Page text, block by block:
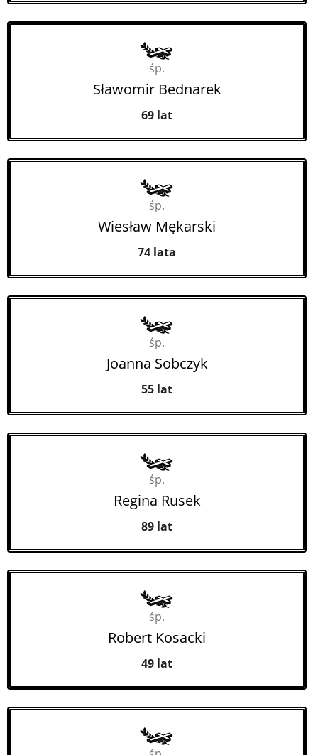
śp.
Sławomir Bednarek
69 lat
śp.
Wiesław Mękarski
74 lata
śp.
Joanna Sobczyk
55 lat
śp.
Regina Rusek
89 lat
śp.
Robert Kosacki
49 lat